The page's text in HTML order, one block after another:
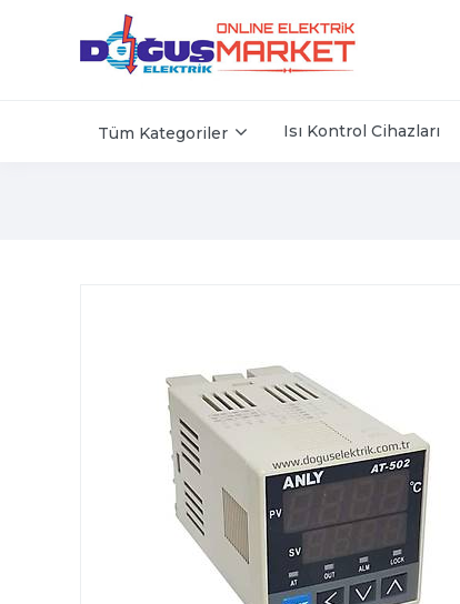
Tüm Kategoriler Isı Kontrol Cihazları